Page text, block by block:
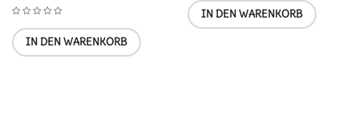
IN DEN WARENKORB
IN DEN WARENKORB